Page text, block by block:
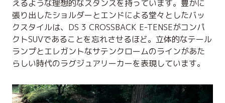
えるような理想的なスタンスを持っています。豊かに
張り出したショルダーとエンドによる堂々としたバッ
クスタイルは、DS 3 CROSSBACK E-TENSEがコンパ
クトSUVであることを忘れさせるほど。立体的なテール
ランプとエレガントなサテンクロームのラインがあた
らしい時代のラグジュアリーカーを表現しています。